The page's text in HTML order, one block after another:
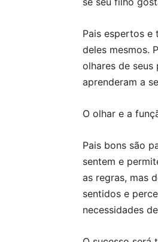
Pais espertos e
deles mesmos.
olhares de seus
aprenderam a
O olhar e a
Pais bons são
sentem e
as regras, mas
sentidos e
necessidades